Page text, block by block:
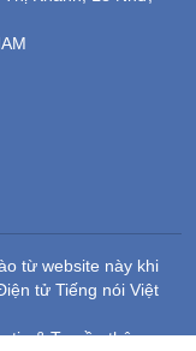
từ website này khi
tử Tiếng nói Việt
tin & Truyền thông